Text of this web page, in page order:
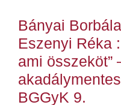
Bányai
Eszenyi Réka
ami összeköt”
BGGyK 9.